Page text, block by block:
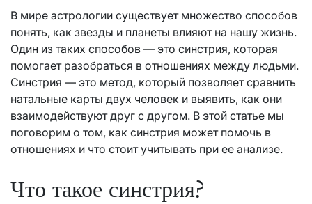
В мире астрологии существует множество способов
понять, как звезды и планеты влияют на нашу жизнь.
Один из таких способов — это синстрия, которая
помогает разобраться в отношениях между людьми.
Синстрия — это метод, который позволяет сравнить
натальные карты двух человек и выявить, как они
взаимодействуют друг с другом. В этой статье мы
поговорим о том, как синстрия может помочь в
отношениях и что стоит учитывать при ее анализе.
Что такое синстрия?